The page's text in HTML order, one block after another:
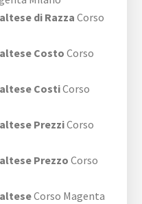
di Razza Corso
CostoCorso
CostiCorso
PrezziCorso
Prezzo Corso
Corso Magenta